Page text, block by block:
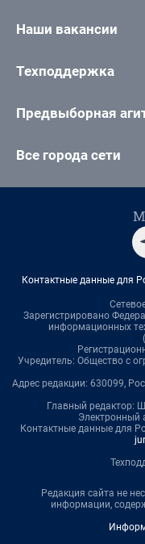
Наши вакансии
Техподдержка
Предвыборная
Все города сети
Контактные данные для
Зарегистрировано
информационных
Учредитель: Общество с
Адрес редакции: 630099,
Главный редактор:
Электронный
Контактные данные для
Редакция сайта не
информации,